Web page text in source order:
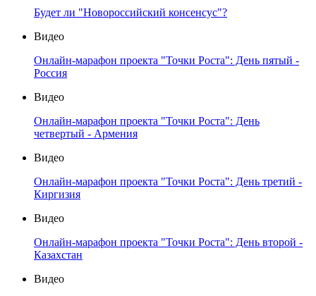
Будет ли "Новороссийский консенсус"?
Видео
Онлайн-марафон проекта "Точки Роста": День пятый -
Россия
Видео
Онлайн-марафон проекта "Точки Роста": День
четвертый - Армения
Видео
Онлайн-марафон проекта "Точки Роста": День третий -
Киргизия
Видео
Онлайн-марафон проекта "Точки Роста": День второй -
Казахстан
Видео